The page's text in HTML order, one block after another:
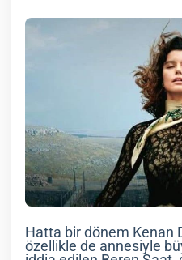
Hatta bir dönem Kenan
özellikle de annesiyle